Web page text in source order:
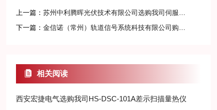
上一篇：苏州中利腾晖光伏技术有限公司选购我司伺服拉力试验机
下一篇：金信诺（常州）轨道信号系统科技有限公司购买我司材料试验机
相关阅读
西安宏捷电气选购我司HS-DSC-101A差示扫描量热仪